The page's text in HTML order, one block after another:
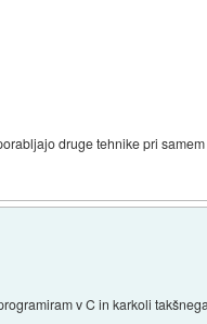
druge tehnike pri
v C in karkoli